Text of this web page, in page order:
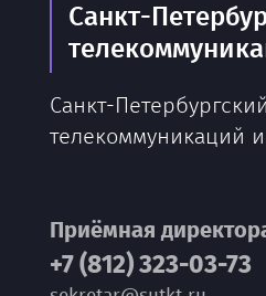
Санкт-
Санкт-
телекоммуникаций
Приёмная
+7 (812) 323-03-73